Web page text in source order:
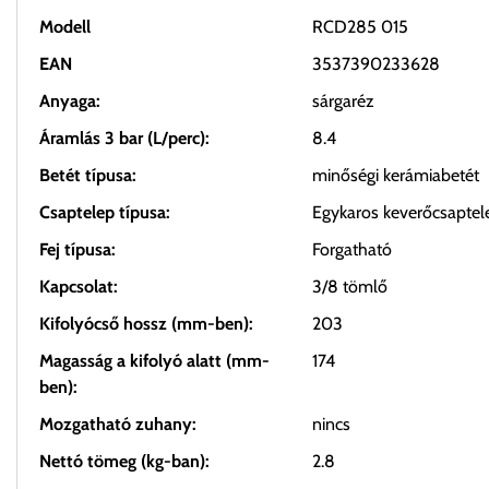
Modell
RCD285 015
EAN
3537390233628
Anyaga:
sárgaréz
Áramlás 3 bar (L/perc):
8.4
Betét típusa:
minőségi kerámiabetét
Csaptelep típusa:
Egykaros
Fej típusa:
Forgatható
Kapcsolat:
3/8 tömlő
Kifolyócső hossz (mm-ben):
203
Magasság a kifolyó alatt (mm-
ben):
174
Mozgatható zuhany:
nincs
Nettó tömeg (kg-ban):
2.8